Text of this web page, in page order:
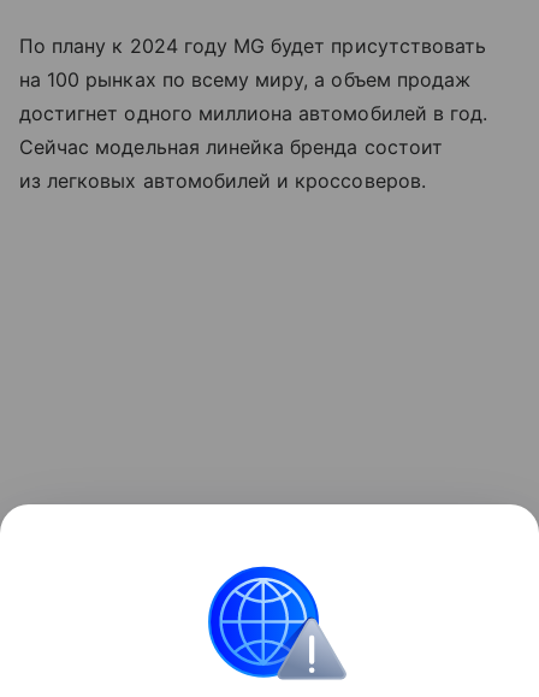
По плану к 2024 году MG будет присутствовать
на 100 рынках по всему миру, а объем продаж
достигнет одного миллиона автомобилей в год.
Сейчас модельная линейка бренда состоит
из легковых автомобилей и кроссоверов.